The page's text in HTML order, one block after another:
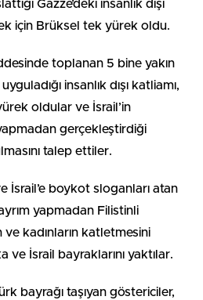
Gazze’deki insanlık dışı
için Brüksel tek yürek oldu.
toplanan 5 bine yakın
insanlık dışı katliamı,
oldular ve İsrail’in
yapmadan gerçekleştirdiği
talep ettiler.
İsrail’e boykot sloganları atan
yapmadan Filistinli
ve kadınların katletmesini
İsrail bayraklarını yaktılar.
bayrağı taşıyan göstericiler,